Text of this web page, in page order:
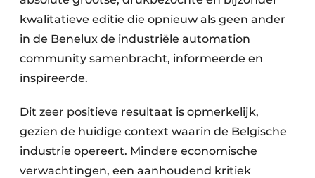
kwalitatieve editie die opnieuw als geen ander
in de Benelux de industriële automation
community samenbracht, informeerde en
inspireerde.
Dit zeer positieve resultaat is opmerkelijk,
gezien de huidige context waarin de Belgische
industrie opereert. Mindere economische
verwachtingen, een aanhoudend kritiek